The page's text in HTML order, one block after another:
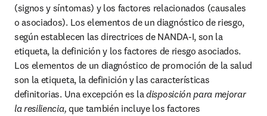
(signos y síntomas) y los factores relacionados (causales
o asociados). Los elementos de un diagnóstico de riesgo,
según establecen las directrices de NANDA-I, son la
etiqueta, la definición y los factores de riesgo asociados.
Los elementos de un diagnóstico de promoción de la salud
son la etiqueta, la definición y las características
definitorias. Una excepción es la disposición para mejorar
la resiliencia, que también incluye los factores